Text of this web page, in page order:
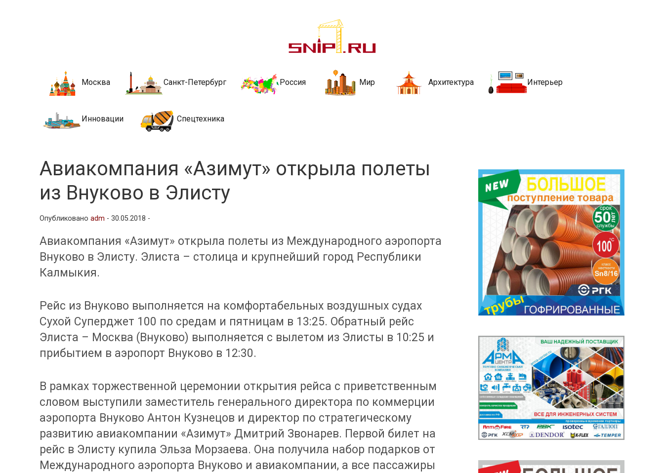
Новости строительства и недвижимости
стройкой рубрики
Москва Санкт-Петербург Россия Мир Архитектура Интерьер
Инновации Спецтехника
Авиакомпания «Азимут» открыла полеты
из Внуково в Элисту
Опубликованоadm -30.05.2018 -
Авиакомпания «Азимут» открыла полеты из Международного аэропорта
Внуково в Элисту. Элиста – столица и крупнейший город Республики
Калмыкия.
Рейс из Внуково выполняется на комфортабельных воздушных судах
Сухой Суперджет 100 по средам и пятницам в 13:25. Обратный рейс
Элиста – Москва (Внуково) выполняется с вылетом из Элисты в 10:25 и
прибытием в аэропорт Внуково в 12:30.
В рамках торжественной церемонии открытия рейса с приветственным
словом выступили заместитель генерального директора по коммерции
аэропорта Внуково Антон Кузнецов и директор по стратегическому
развитию авиакомпании «Азимут» Дмитрий Звонарев. Первой билет на
рейс в Элисту купила Эльза Морзаева. Она получила набор подарков от
Международного аэропорта Внуково и авиакомпании, а все пассажиры